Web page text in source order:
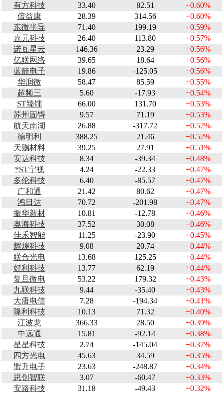
有方科技
33.40 82.51
+0.60%
倍益康
28.39 314.56
+0.60%
东微半导
71.40 199.19
+0.59%
嘉元科技
26.40 113.80
+0.57%
诺瓦星云
146.36 23.29
+0.56%
亿联网络
39.65 18.64
+0.56%
蓝箭电子
19.86 -125.05
+0.56%
华润微
58.47 85.59
+0.55%
超频三
5.60 -17.93
+0.54%
ST臻镭
66.00 131.70
+0.53%
苏州固锝
9.57 71.19
+0.53%
航天南湖
26.88 -317.72
+0.52%
德明利
388.25 21.46
+0.52%
天赐材料
39.25 27.91
+0.51%
安达科技
8.34 -39.34
+0.48%
*ST宁视
4.24 -22.33
+0.47%
多伦科技
6.40 -85.57
+0.47%
广和通
21.42 80.62
+0.47%
鸿日达
70.72 -201.98
+0.47%
振华新材
10.81 -12.78
+0.46%
奥海科技
37.52 30.08
+0.46%
佳禾智能
11.25 -23.90
+0.45%
辉煌科技
9.08 20.74
+0.44%
联合光电
13.68 125.25
+0.44%
好利科技
13.77 62.19
+0.44%
复旦微电
53.22 179.32
+0.43%
九联科技
9.44 -35.40
+0.43%
大唐电信
7.28 -194.34
+0.41%
隆利科技
10.13 71.32
+0.40%
江波龙
366.33 28.50
+0.39%
中远通
15.81 -92.14
+0.38%
星星科技
2.74 -145.04
+0.37%
四方光电
45.63 34.59
+0.35%
盟升电子
23.63 -248.87
+0.34%
思创智联
3.07 -60.47
+0.33%
安路科技
31.18 -49.43
+0.32%